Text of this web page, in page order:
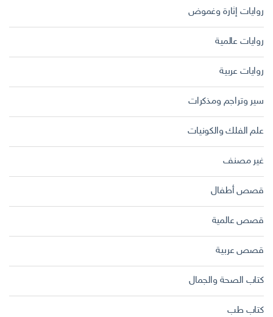
روايات إثارة وغموض
روايات عالمية
روايات عربية
سير وتراجم ومذكرات
علم الفلك والكونيات
غير مصنف
قصص أطفال
قصص عالمية
قصص عربية
كتاب الصحة والجمال
كتاب طب